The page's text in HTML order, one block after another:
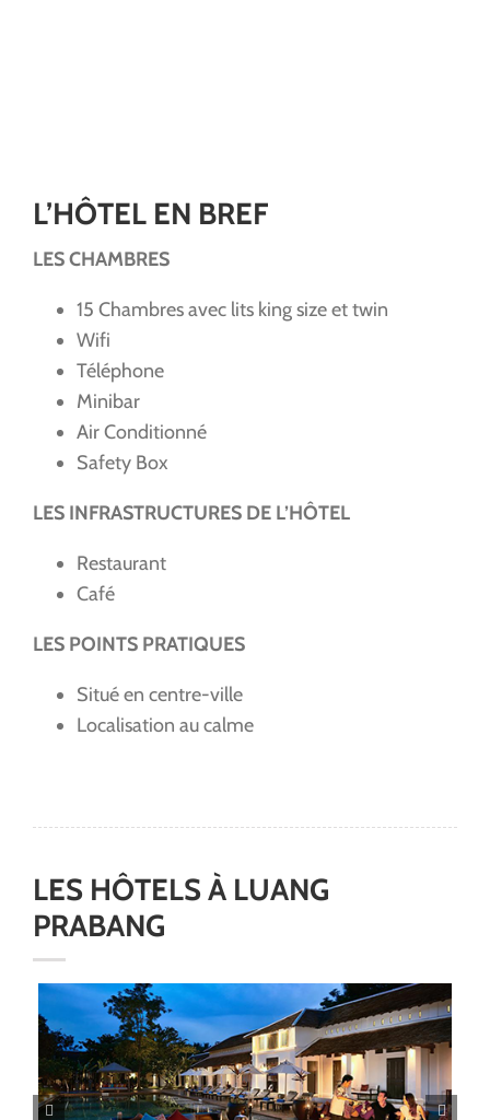
L’HÔTEL EN BREF
LES CHAMBRES
15 Chambres avec lits king size et twin
Wifi
Téléphone
Minibar
Air Conditionné
Safety Box
LES INFRASTRUCTURES DE L’HÔTEL
Restaurant
Café
LES POINTS PRATIQUES
Situé en centre-ville
Localisation au calme
LES HÔTELSÀ LUANG
PRABANG